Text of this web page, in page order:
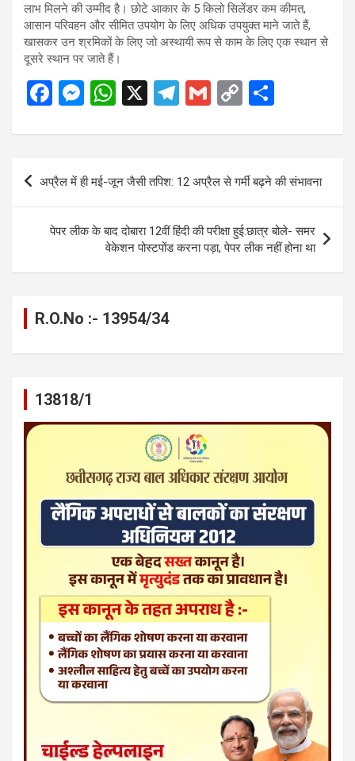
लाभ मिलने की उम्मीद है। छोटे आकार के 5 किलो सिलेंडर कम कीमत,
आसान परिवहन और सीमित उपयोग के लिए अधिक उपयुक्त माने जाते हैं,
खासकर उन श्रमिकों के लिए जो अस्थायी रूप से काम के लिए एक स्थान से
दूसरे स्थान पर जाते हैं।
F
ce
b
o
o
k
M
se
n
g
er
W
at
A
p
p
X
T
e
gr
a
m
G
ail
C
py
Li
n
k
ar
e
Post
navigation
अप्रैल में ही मई-जून जैसी तपिश: 12 अप्रैल से गर्मी बढ़ने की संभावना
पेपर लीक के बाद दोबारा 12वीं हिंदी की परीक्षा हुई:छात्र बोले- समर
वेकेशन पोस्टपोंड करना पड़ा, पेपर लीक नहीं होना था
R.O.No :- 13954/34
13818/1